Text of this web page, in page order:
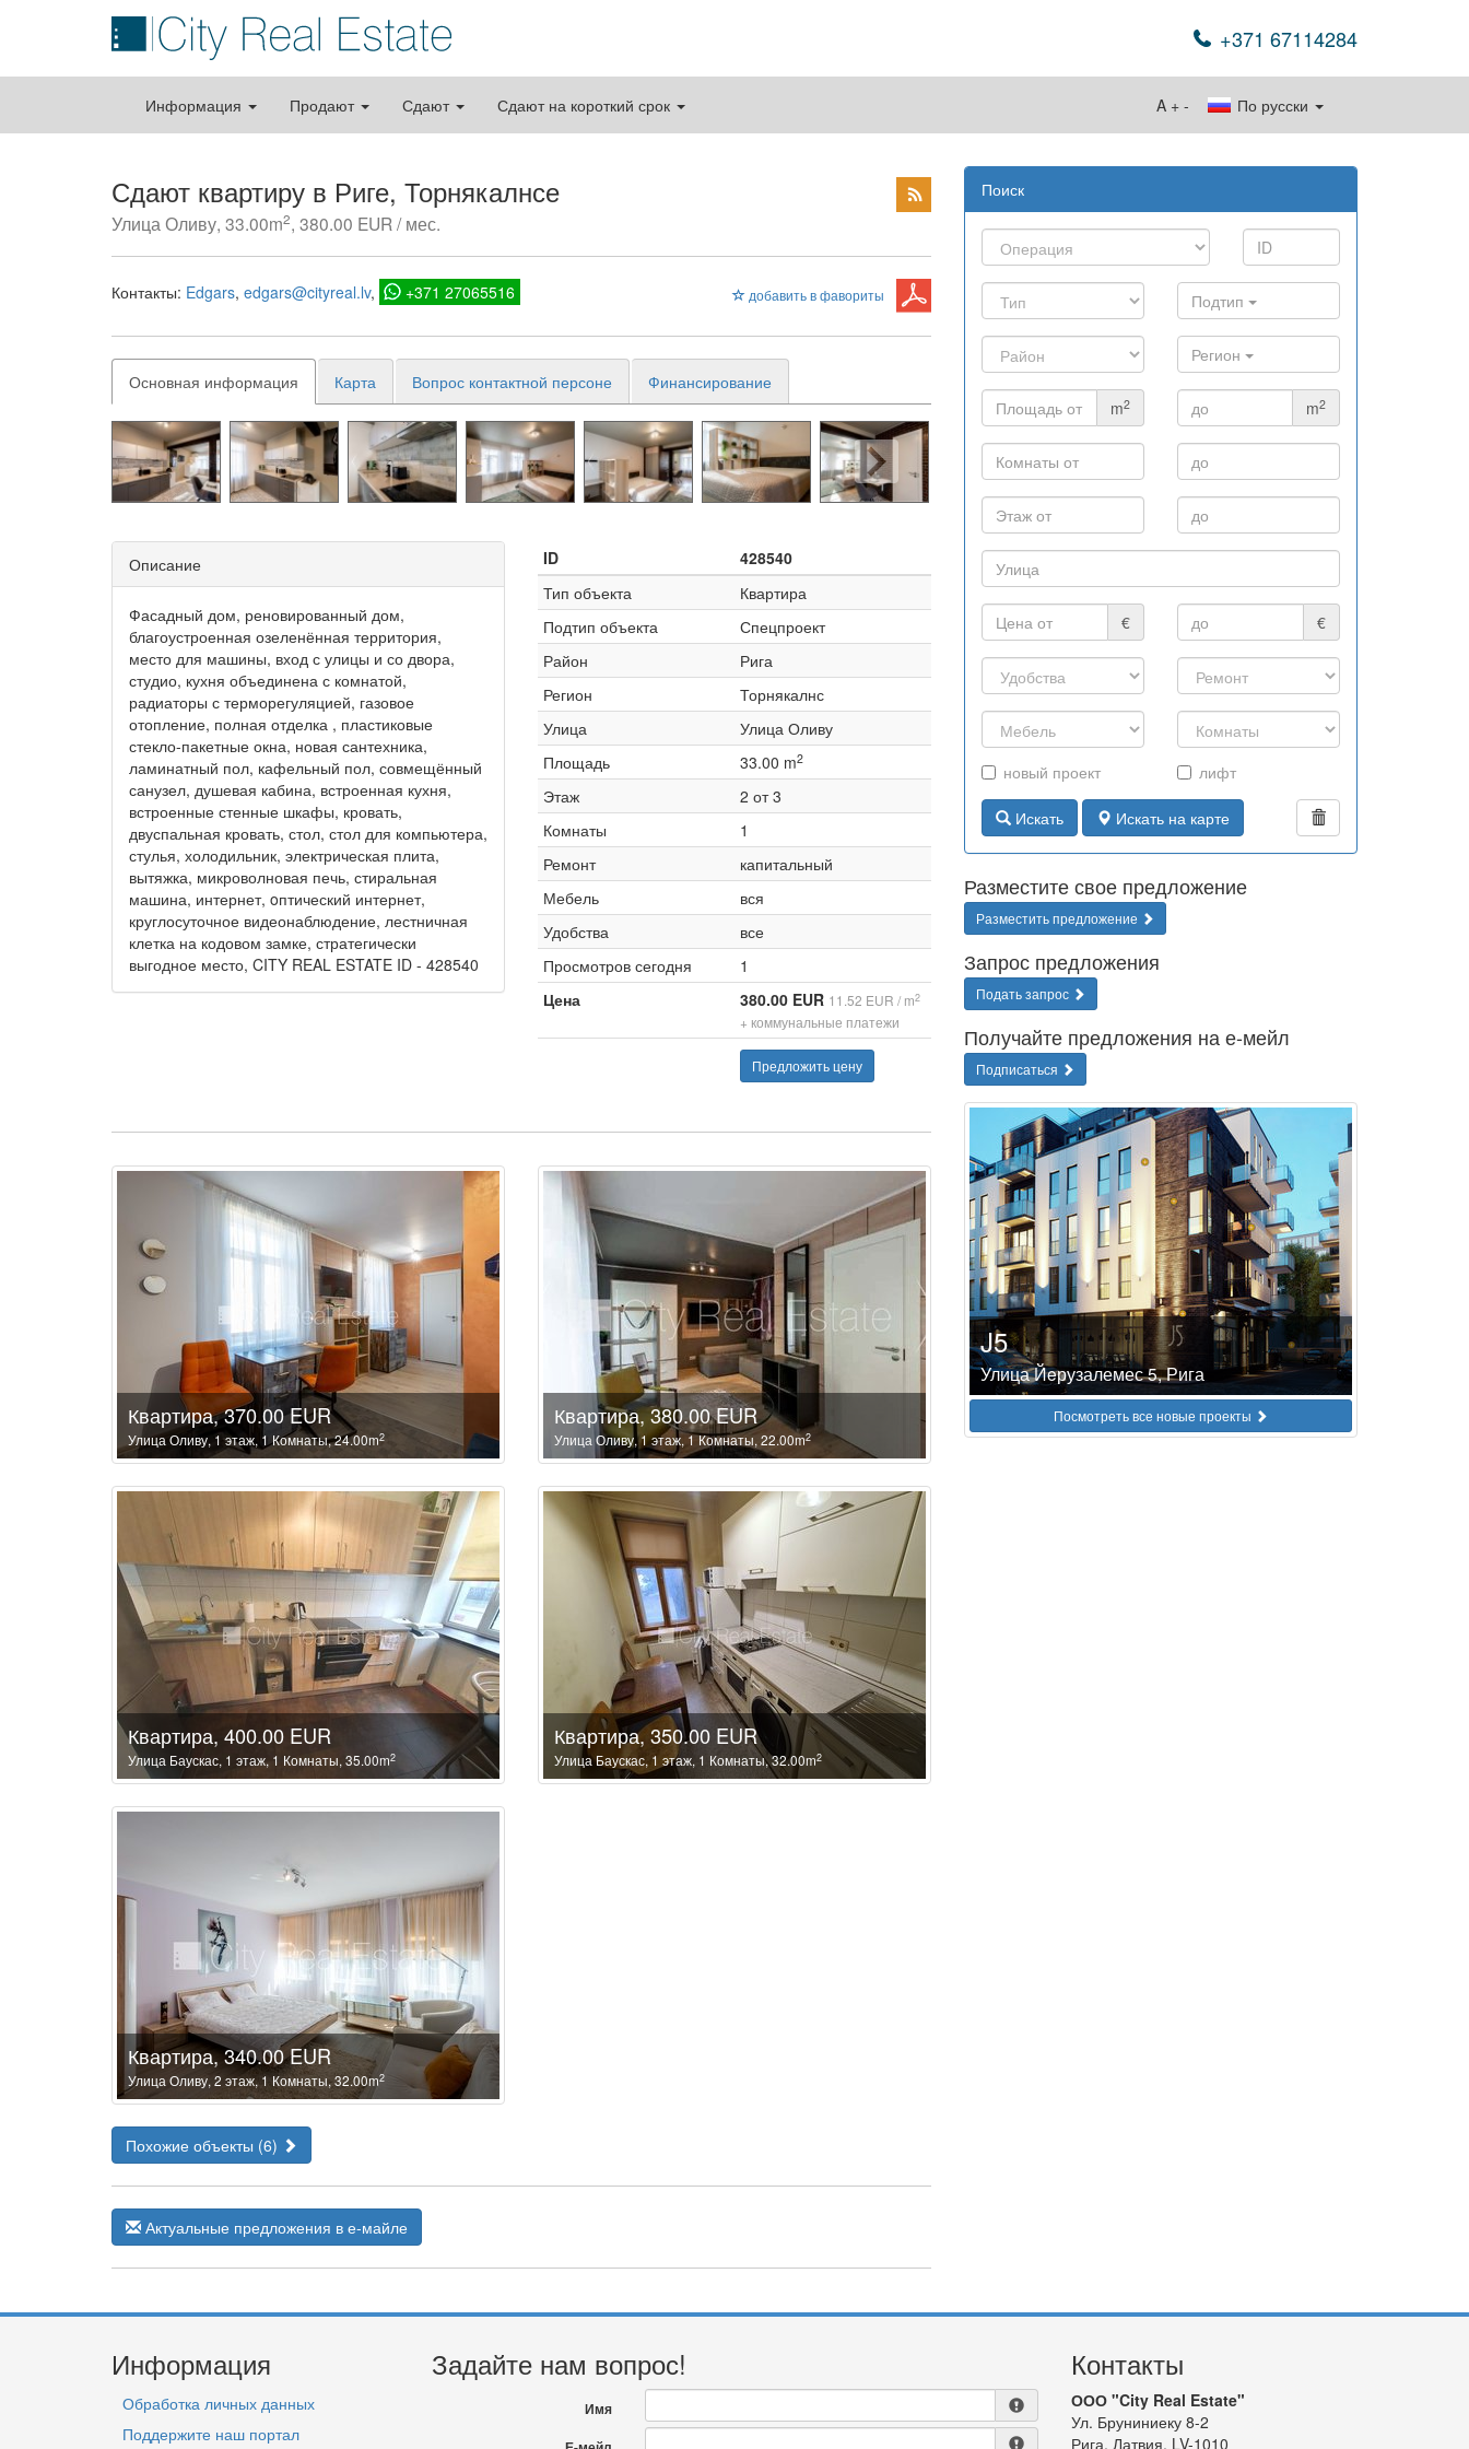
+371 67114284
Информация Продают Сдают Сдают на короткий срок По русски
A + -
Сдают квартиру в Риге, Торнякалнсе
Улица Оливу, 33.00m2, 380.00 EUR / мес.
добавить в фавориты
Контакты: Edgars edgars@cityreal.lv +371 27065516
Основная информация Карта Вопрос контактной персоне Финансирование
Описание
Фасадный дом, реновированный дом,
благоустроенная озеленённая территория,
место для машины, вход с улицы и со двора,
студио, кухня объединена с комнатой,
радиаторы с терморегуляцией, газовое
отопление, полная отделка , пластиковые
стекло-пакетные окна, новая сантехника,
ламинатный пол, кафельный пол, совмещённый
санузел, душевая кабина, встроенная кухня,
встроенные стенные шкафы, кровать,
двуспальная кровать, стол, стол для компьютера,
стулья, холодильник, электрическая плита,
вытяжка, микроволновая печь, стиральная
машина, интернет, oптический интернет,
круглосуточное видеонаблюдение, лестничная
клетка на кодовом замке, стратегически
выгодное место, CITY REAL ESTATE ID - 428540
ID
428540
Тип объекта
Квартира
Подтип объекта
Спецпроект
Район
Рига
Регион
Торнякалнс
Улица
Улица Оливу
Площадь
33.00 m2
Этаж
2 от 3
Комнаты
1
Ремонт
капитальный
Мебель
вся
Удобства
все
Просмотров сегодня
1
Цена
380.00 EUR 11.52 EUR / m2
+ коммунальные платежи
Предложить цену
Квартира, 370.00 EUR
Улица Оливу, 1 этаж, 1 Комнаты, 24.00m2
Квартира, 380.00 EUR
Улица Оливу, 1 этаж, 1 Комнаты, 22.00m2
Квартира, 400.00 EUR
Улица Баускас, 1 этаж, 1 Комнаты, 35.00m2
Квартира, 350.00 EUR
Улица Баускас, 1 этаж, 1 Комнаты, 32.00m2
Квартира, 340.00 EUR
Улица Оливу, 2 этаж, 1 Комнаты, 32.00m2
Похожие объекты (6)
Актуальные предложения в е-майле
Поиск
Подтип
Регион
m2 m2
€ €
новый проект лифт
Искать Искать на карте
Разместите свое предложение
Разместить предложение
Запрос предложения
Подать запрос
Получайте предложения на е-мейл
Подписаться
J5
Улица Йeрузалемес 5, Рига
Посмотреть все новые проекты
Информация
Обработка личных данных
Поддержите наш портал
Задайте нам вопрос!
Имя
Контакты
ООО "City Real Estate"
Ул. Бруниниеку 8-2
Рига, Латвия, LV-1010